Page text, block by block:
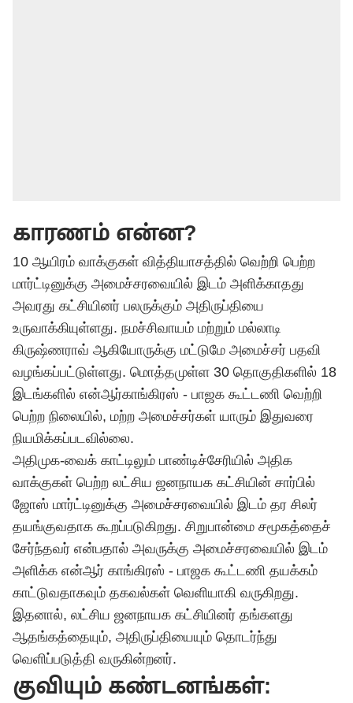
காரணம் என்ன?
10 ஆயிரம் வாக்குகள் வித்தியாசத்தில் வெற்றி பெற்ற
மார்ட்டினுக்கு அமைச்சரவையில் இடம் அளிக்காதது
அவரது கட்சியினர் பலருக்கும் அதிருப்தியை
உருவாக்கியுள்ளது. நமச்சிவாயம் மற்றும் மல்லாடி
கிருஷ்ணராவ் ஆகியோருக்கு மட்டுமே அமைச்சர் பதவி
வழங்கப்பட்டுள்ளது. மொத்தமுள்ள 30 தொகுதிகளில் 18
இடங்களில் என்ஆர்காங்கிரஸ் - பாஜக கூட்டணி வெற்றி
பெற்ற நிலையில், மற்ற அமைச்சர்கள் யாரும் இதுவரை
நியமிக்கப்படவில்லை.
அதிமுக-வைக் காட்டிலும் பாண்டிச்சேரியில் அதிக
வாக்குகள் பெற்ற லட்சிய ஜனநாயக கட்சியின் சார்பில்
ஜோஸ் மார்ட்டினுக்கு அமைச்சரவையில் இடம் தர சிலர்
தயங்குவதாக கூறப்படுகிறது. சிறுபான்மை சமூகத்தைச்
சேர்ந்தவர் என்பதால் அவருக்கு அமைச்சரவையில் இடம்
அளிக்க என்ஆர் காங்கிரஸ் - பாஜக கூட்டணி தயக்கம்
காட்டுவதாகவும் தகவல்கள் வெளியாகி வருகிறது.
இதனால், லட்சிய ஜனநாயக கட்சியினர் தங்களது
ஆதங்கத்தையும், அதிருப்தியையும் தொடர்ந்து
வெளிப்படுத்தி வருகின்றனர்.
குவியும் கண்டனங்கள்: